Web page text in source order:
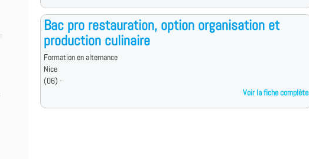
Bac pro restauration, option organisation et
production culinaire
Formation en alternance
Nice
(06) -
Voir la fiche complète